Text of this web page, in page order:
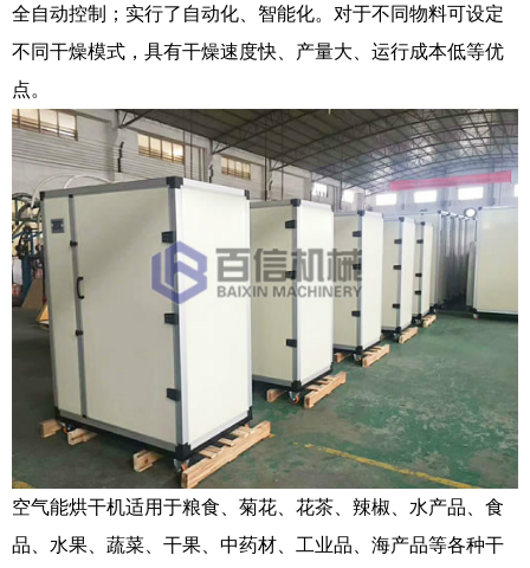
全自动控制；实行了自动化、智能化。对于不同物料可设定
不同干燥模式，具有干燥速度快、产量大、运行成本低等优
点。
空气能烘干机适用于粮食、菊花、花茶、辣椒、水产品、食
品、水果、蔬菜、干果、中药材、工业品、海产品等各种干